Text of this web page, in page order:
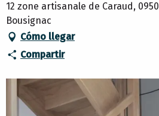
12 zone artisanale de Caraud,
Bousignac
Cómo llegar
Compartir